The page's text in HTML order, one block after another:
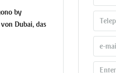
by
Dubai, das